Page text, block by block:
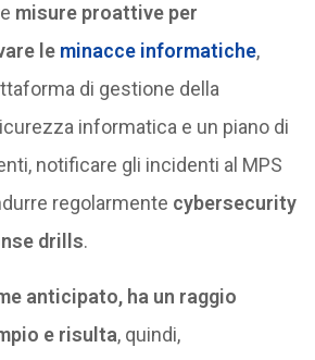
misure proattive per
le minacce informatiche,
di gestione della
informatica e un piano di
notificare gli incidenti al MPS
regolarmente cybersecurity
drills.
anticipato, ha un raggio
e risulta, quindi,